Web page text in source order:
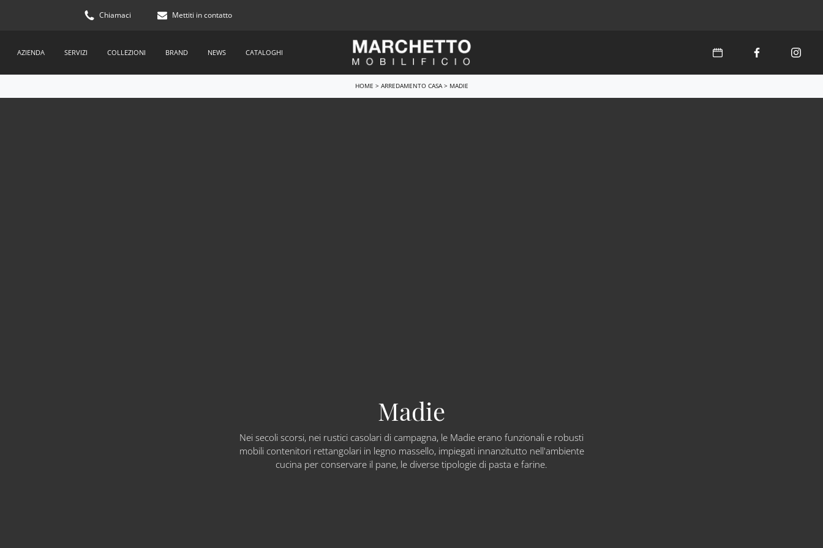
Chiamaci Mettiti in contatto
AZIENDA SERVIZI COLLEZIONI BRAND NEWS CATALOGHI
HOME > ARREDAMENTO CASA > MADIE
Madie
Nei secoli scorsi, nei rustici casolari di campagna, le Madie erano funzionali e robusti
mobili contenitori rettangolari in legno massello, impiegati innanzitutto nell'ambiente
cucina per conservare il pane, le diverse tipologie di pasta e farine.